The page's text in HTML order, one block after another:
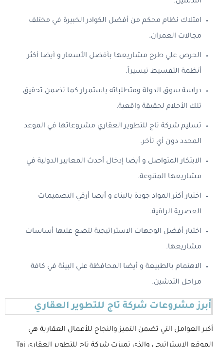
امتلاك نظام محكم من أفضل الكوادر الخبيرة في مختلف
مجالات العمران.
الحرص علي طرح مشاريعها بأفضل الأسعار و أيضا أكثر
أنظمة التقسيط تيسيراً.
دراسة سوق الدولة ومتطلباته باستمرار كما تضمن تحقيق
تلك الأحلام لحقيقة واقعية.
تسليم شركة تاج للتطوير العقاري مشروعاتها في الموعد
المحدد دون أي تأخر.
الابتكار المتواصل و أيضا إدخال أحدث المعايير الدولية في
مشاريعها المتنوعة.
اختيار أكثر المواد جودة بالبناء و أيضا أرقي التصميمات
العصرية الراقية.
اختيار أفضل الوجهات الاستراتيجية لتضع عليها أساسات
مشاريعها.
الاهتمام بالطبيعة و أيضا المحافظة علي البيئة في كافة
مراحل التدشين.
أبرز مشروعات شركة تاج للتطوير العقاري
أكبر العوامل التي تضمن التميز والنجاح للأعمال العقارية هي